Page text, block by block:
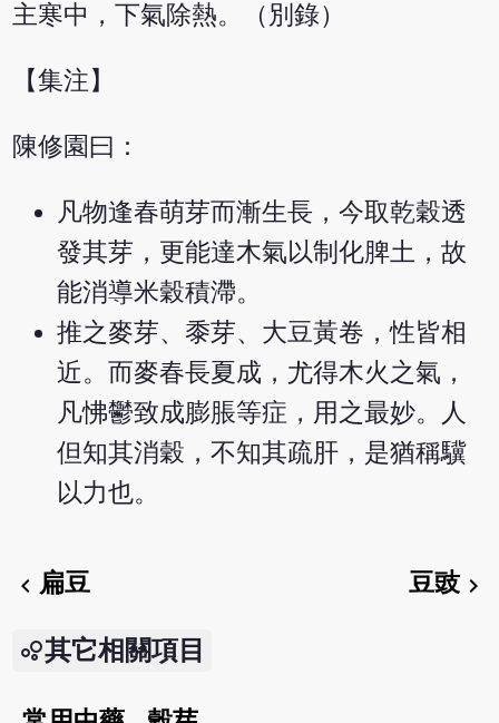
主寒中，下氣除熱。（別錄）
【集注】
陳修園曰：
凡物逢春萌芽而漸生長，今取乾穀透
發其芽，更能達木氣以制化脾土，故
能消導米穀積滯。
推之麥芽、黍芽、大豆黃卷，性皆相
近。而麥春長夏成，尤得木火之氣，
凡怫鬱致成膨脹等症，用之最妙。人
但知其消穀，不知其疏肝，是猶稱驥
以力也。
chevron_left扁豆 豆豉chevron_right
其它相關項目